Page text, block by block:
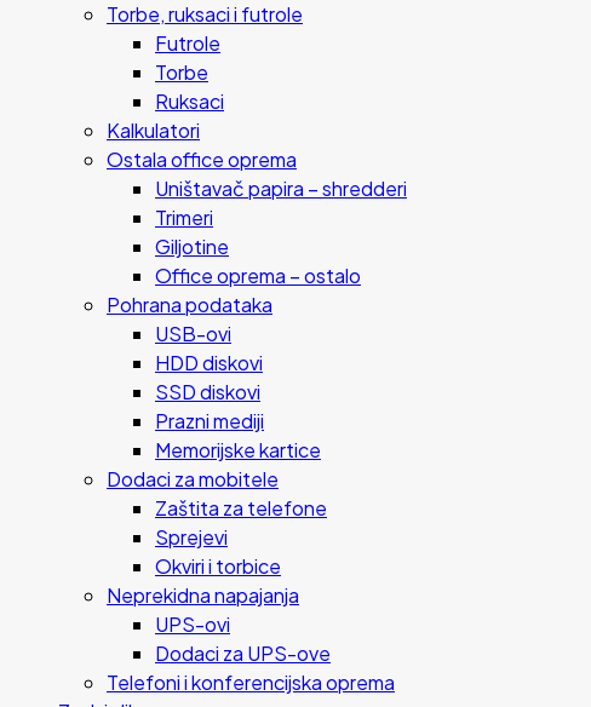
Torbe, ruksaci i futrole
Futrole
Torbe
Ruksaci
Kalkulatori
Ostala office oprema
Uništavač papira – shredderi
Trimeri
Giljotine
Office oprema – ostalo
Pohrana podataka
USB-ovi
HDD diskovi
SSD diskovi
Prazni mediji
Memorijske kartice
Dodaci za mobitele
Zaštita za telefone
Sprejevi
Okviri i torbice
Neprekidna napajanja
UPS-ovi
Dodaci za UPS-ove
Telefoni i konferencijska oprema